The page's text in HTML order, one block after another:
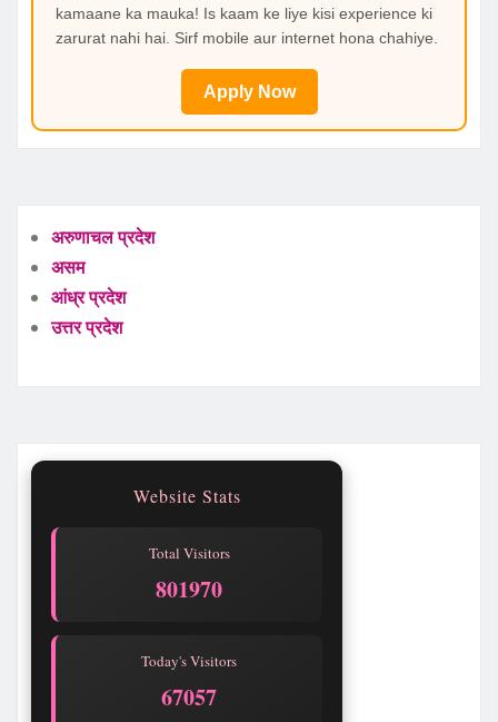
kamaane ka mauka! Is kaam ke liye kisi experience ki
zarurat nahi hai. Sirf mobile aur internet hona chahiye.
Apply Now
अरुणाचल प्रदेश
असम
आंध्र प्रदेश
उत्तर प्रदेश
Website Stats
Total Visitors
801970
Today's Visitors
67057